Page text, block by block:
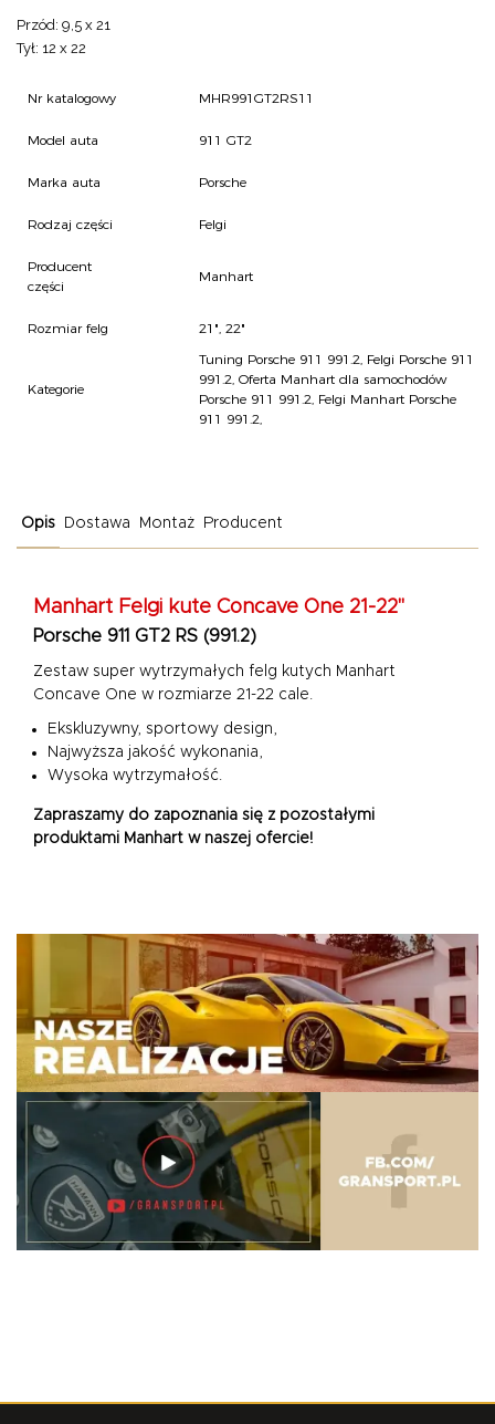
Przód: 9,5 x 21
Tył: 12 x 22
Nr katalogowy MHR991GT2RS11
Model auta 911 GT2
Marka auta Porsche
Rodzaj części Felgi
Producent
części
Manhart
Rozmiar felg 21", 22"
Kategorie
Tuning Porsche 911 991.2, Felgi Porsche 911
991.2, Oferta Manhart dla samochodów
Porsche 911 991.2, Felgi Manhart Porsche
911 991.2,
Opis Dostawa Montaż Producent
Manhart Felgi kute Concave One 21-22"
Porsche 911 GT2 RS (991.2)
Zestaw super wytrzymałych felg kutych Manhart
Concave One w rozmiarze 21-22 cale.
Ekskluzywny, sportowy design,
Najwyższa jakość wykonania,
Wysoka wytrzymałość.
Zapraszamy do zapoznania się z pozostałymi
produktami Manhart w naszej ofercie!